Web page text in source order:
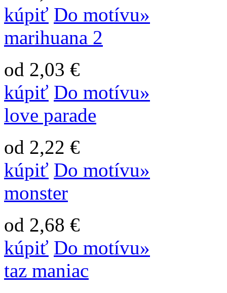
kúpiť Do motívu»
marihuana 2
od 2,03 €
kúpiť Do motívu»
love parade
od 2,22 €
kúpiť Do motívu»
monster
od 2,68 €
kúpiť Do motívu»
taz maniac